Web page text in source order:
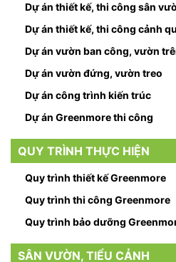
Dự án thiết kế, thi công sân
Dự án thiết kế, thi công cảnh
Dự án vườn ban công, vườn
Dự án vườn đứng, vườn treo
Dự án công trình kiến trúc
Dự án Greenmore thi công
QUY TRÌNH THỰC HIỆN
Quy trình thiết kế Greenmore
Quy trình thi công Greenmore
Quy trình bảo dưỡng
SÂN VƯỜN, TIỂU CẢNH